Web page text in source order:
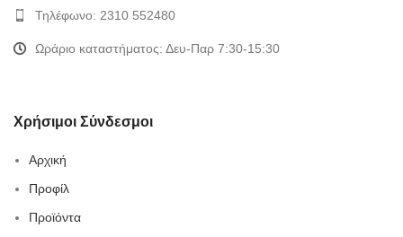
Τηλέφωνο: 2310 552480
Ωράριο καταστήματος: Δευ-Παρ 7:30-15:30
Χρήσιμοι Σύνδεσμοι
Αρχική
Προφίλ
Προϊόντα